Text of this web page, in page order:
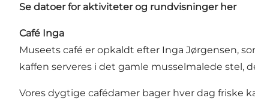
Se datoer for aktiviteter og rundvisninger her
Café Inga
Museets café er opkaldt efter Inga Jørgensen,
kaffen serveres i det gamle musselmalede stel,
Vores dygtige cafédamer bager hver dag friske